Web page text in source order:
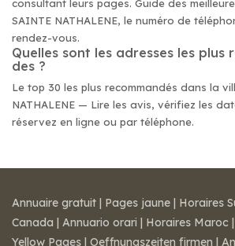
consultant leurs pages. Guide des
SAINTE NATHALENE, le numéro de
rendez-vous.
Quelles sont les adresses les plus
des ?
Le top 30 les plus recommandés dans la
NATHALENE — Lire les avis, vérifiez les
réservez en ligne ou par téléphone.
Annuaire gratuit | Pages jaune | Horaires
Canada | Annuario orari | Horaires Maroc |
Yellow Pages | Oeffnungszeiten firmen |